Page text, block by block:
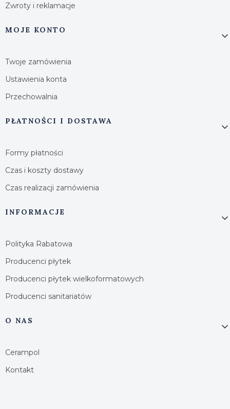
Zwroty i reklamacje
MOJE KONTO
Twoje zamówienia
Ustawienia konta
Przechowalnia
PŁATNOŚCI I DOSTAWA
Formy płatności
Czas i koszty dostawy
Czas realizacji zamówienia
INFORMACJE
Polityka Rabatowa
Producenci płytek
Producenci płytek wielkoformatowych
Producenci sanitariatów
O NAS
Cerampol
Kontakt